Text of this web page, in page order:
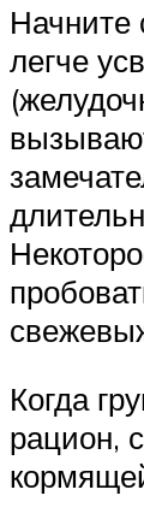
легче
Когда
рацион,